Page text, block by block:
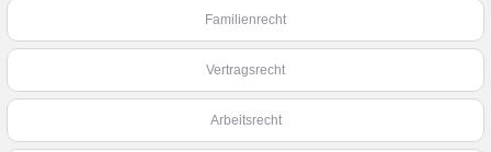
Familienrecht
Vertragsrecht
Arbeitsrecht